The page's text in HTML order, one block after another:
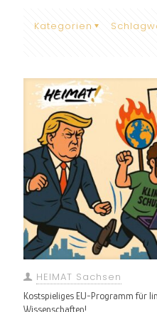
Kategorien
HEIMAT Sachsen
Kostspieliges EU-Programm für
Wissenschaften!